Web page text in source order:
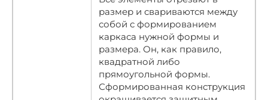
размер и свариваются между
собой с формированием
каркаса нужной формы и
размера. Он, как правило,
квадратной либо
прямоугольной формы.
Сформированная конструкция